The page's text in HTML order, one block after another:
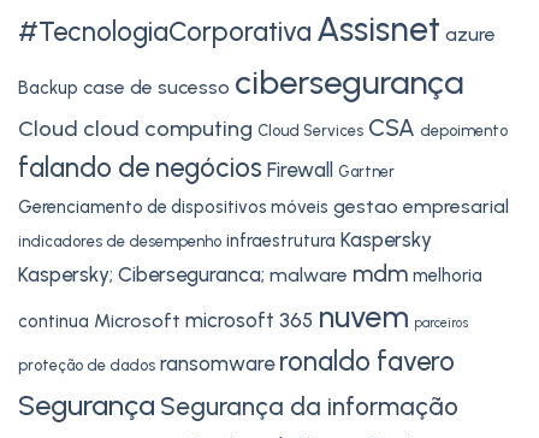
#TecnologiaCorporativa Assisnet azure
Backup case de sucesso cibersegurança
Cloud cloud computing Cloud Services CSA depoimento
falando de negócios Firewall Gartner
Gerenciamento de dispositivos móveis gestao empresarial
indicadores de desempenho infraestrutura Kaspersky
Kaspersky; Ciberseguranca; malware mdm melhoria
continua Microsoft microsoft 365 nuvem parceiros
proteção de dados ransomware ronaldo favero
Segurança Segurança da informação